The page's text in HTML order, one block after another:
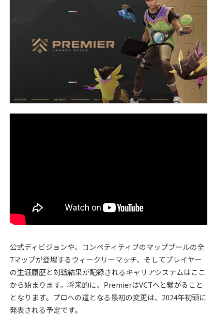
公式ディビジョンや、コンペティティブのマッププールの全
7マップが登場するウィークリーマッチ、そしてプレイヤー
の生涯履歴と対戦結果が記録されるキャリアシステムはここ
から始まります。将来的に、PremierはVCTへと繋がること
となります。プロへの道となる最初の変更は、2024年初頭に
発表される予定です。